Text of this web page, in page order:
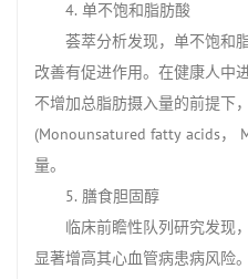
4. 单不饱和脂肪酸
荟萃分析发现，单不饱和脂
改善有促进作用。在健康人中
不增加总脂肪摄入量的前提下
(Monounsatured fatty acids，
量。
5. 膳食胆固醇
临床前瞻性队列研究发现，
显著增高其心血管病患病风险